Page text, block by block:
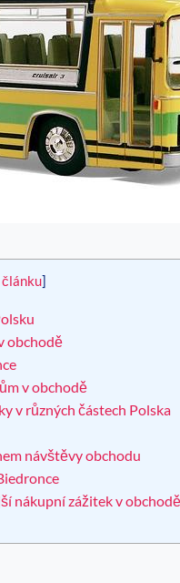
]
obchodě
v obchodě
v různých částech Polska
návštěvy obchodu
nákupní zážitek v obchodě